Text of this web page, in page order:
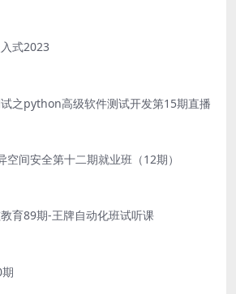
式2023
之python高级软件测试开发第15期直播
空间安全第十二期就业班（12期）
育89期-王牌自动化班试听课